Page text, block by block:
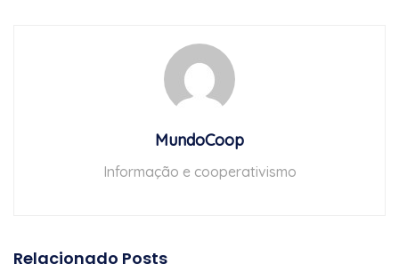
MundoCoop
Informação e cooperativismo
Relacionado Posts